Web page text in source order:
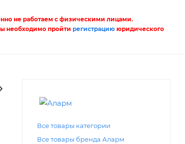
не работаем с физическими лицами.
необходимо пройтирегистрацию юридического
Все товары категории
Все товары бренда Аларм